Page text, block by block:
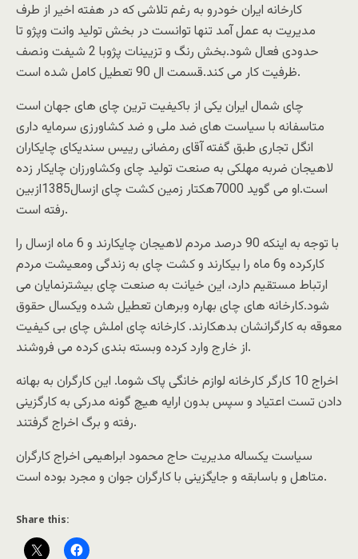
کارخانه ایران خودرو به رغم تلاشی که در هفته اخیر از طرف
مدیریت به عمل آمد تنها توانست در بخش تولید وانت وپژو تا
حدودی فعال شود.بخش رنگ و تزیینات پژوبا 2 شیفت ونصف
ظرفیت کار می کند.قسمت ال 90 تعطیل کامل شده است.
چای شمال ایران یکی از باکیفیت ترین چای های جهان است
متاسفانه با سیاست های ضد ملی و ضد کشاورزی سرمایه داری
انگل تجاری طبق گفته آقای رمضانی رییس سندیکای چایکاران
لاهیجان ضربه مهلکی به صنعت تولید چای وکشاورزان چایکار زده
است.او می گوید 7000هکتار زمین کشت چای ازسال1385ازبین
رفته است.
با توجه به اینکه 90 درصد مردم لاهیجان چایکارند و 6 ماه ازسال را
کارکرده و6 ماه را بیکارند و کشت چای به زندگی ومعیشت مردم
ارتباط مستقیم دارد، این خیانت به صنعت چای بیشترنمایان می
شود.کارخانه های چای بهاره وبرهان تعطیل شده ویکسال حقوق
معوقه به کارگرانشان بدهکارند. کارخانه چای املش چای بی کیفیت
از خارج وارد کرده وبسته بندی کرده می فروشند.
اخراج 10 کارگر کارخانه لوازم خانگی پاک شوما. این کارگران به بهانه
دادن تست اعتیاد و سپس بدون ارایه هیچ گونه مدرکی به کارگزینی
رفته و برگ اخراج گرفتند.
سیاست یکساله مدیریت حاج محمود ابراهیمی اخراج کارگران
متاهل و باسابقه و جایگزینی با کارگران جوان و مجرد بوده است.
Share this: